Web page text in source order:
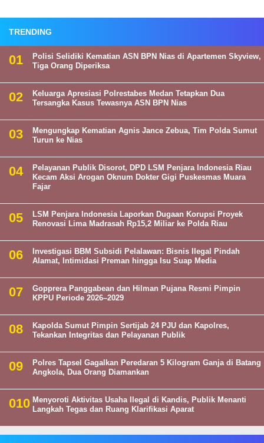
TRENDING
Polisi Selidiki Kematian ASN BPN Nias di Apartemen Skyview,
Tiga Orang Diperiksa
Keluarga Apresiasi Polrestabes Medan Tetapkan Dua
Tersangka Kasus Tewasnya ASN BPN Nias
Mengungkap Kematian Agnis Jance Zebua, Tim Polda Sumut
Turun ke Nias
Pelayanan Publik Disorot, DPD LSM Penjara Indonesia Riau
Kecam Aksi Arogan Oknum Dokter Gigi Puskesmas Muara
Fajar
LSM Penjara Indonesia Laporkan Dugaan Korupsi Proyek
Renovasi Lima Madrasah Rp15,2 Miliar ke Polda Riau
Investigasi BBM Subsidi Pelalawan: Bisnis Ilegal Pindah
Alamat, Intimidasi Preman hingga Isu Suap Media
Gopprera Panggabean dan Hilman Pujana Resmi Pimpin
KPPU Periode 2026–2029
Kapolda Sumut Pimpin Sertijab 24 PJU dan Kapolres,
Tekankan Integritas dan Pelayanan Publik
Polres Tapsel Gagalkan Peredaran 5 Kilogram Ganja di Batang
Angkola, Dua Orang Diamankan
Menyoroti Aktivitas Usaha Ilegal di Kandis, Publik Menanti
Langkah Tegas dan Ruang Klarifikasi Aparat